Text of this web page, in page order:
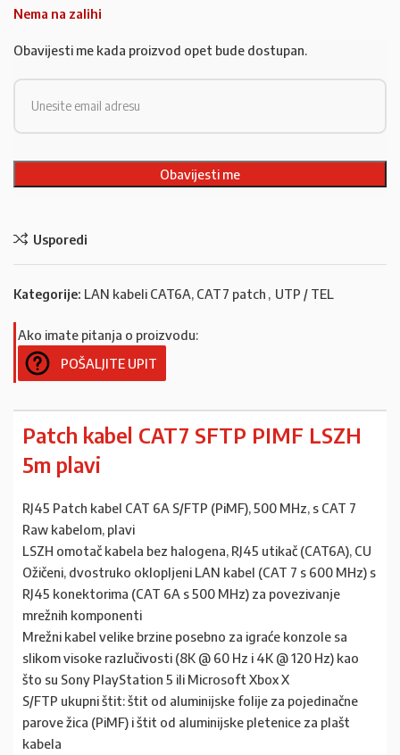
Nema na zalihi
Obavijesti me kada proizvod opet bude dostupan.
Usporedi
Kategorije: LAN kabeli CAT6A, CAT7 patch , UTP / TEL
Ako imate pitanja o proizvodu:
POŠALJITE UPIT
Patch kabel CAT7 SFTP PIMF LSZH
5m plavi
RJ45 Patch kabel CAT 6A S/FTP (PiMF), 500 MHz, s CAT 7
Raw kabelom, plavi
LSZH omotač kabela bez halogena, RJ45 utikač (CAT6A), CU
Ožičeni, dvostruko oklopljeni LAN kabel (CAT 7 s 600 MHz) s
RJ45 konektorima (CAT 6A s 500 MHz) za povezivanje
mrežnih komponenti
Mrežni kabel velike brzine posebno za igraće konzole sa
slikom visoke razlučivosti (8K @ 60 Hz i 4K @ 120 Hz) kao
što su Sony PlayStation 5 ili Microsoft Xbox X
S/FTP ukupni štit: štit od aluminijske folije za pojedinačne
parove žica (PiMF) i štit od aluminijske pletenice za plašt
kabela